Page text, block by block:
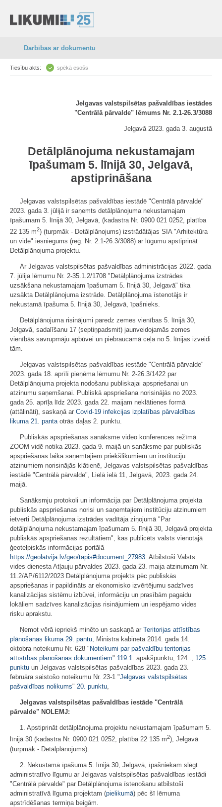
Darbības ar dokumentu
Tiesību akts: spēkā esošs
Jelgavas valstspilsētas pašvaldības iestādes
"Centrālā pārvalde" lēmums Nr. 2.1-26.3/3088
Jelgavā 2023. gada 3. augustā
Detālplānojuma nekustamajam
īpašumam 5. līnijā 30, Jelgavā,
apstiprināšana
Jelgavas valstspilsētas pašvaldības iestādē "Centrālā pārvalde"
2023. gada 3. jūlijā ir saņemts detālplānojuma nekustamajam
īpašumam 5. līnijā 30, Jelgavā, (kadastra Nr. 0900 021 0252, platība
22 135 m2) (turpmāk - Detālplānojums) izstrādātājas SIA "Arhitektūra
un vide" iesniegums (reģ. Nr. 2.1-26.3/3088) ar lūgumu apstiprināt
Detālplānojuma projektu.
Ar Jelgavas valstspilsētas pašvaldības administrācijas 2022. gada
7. jūlija lēmumu Nr. 2-35.1.2/1708 "Detālplānojuma izstrādes
uzsākšana nekustamajam īpašumam 5. līnijā 30, Jelgavā" tika
uzsākta Detālplānojuma izstrāde. Detālplānojuma īstenotājs ir
nekustamā īpašuma 5. līnijā 30, Jelgavā, īpašnieks.
Detālplānojuma risinājumi paredz zemes vienības 5. līnijā 30,
Jelgavā, sadalīšanu 17 (septiņpadsmit) jaunveidojamās zemes
vienībās savrupmāju apbūvei un piebraucamā ceļa no 5. līnijas izveidi
tām.
Jelgavas valstspilsētas pašvaldības iestāde "Centrālā pārvalde"
2023. gada 18. aprīlī pieņēma lēmumu Nr. 2-26.3/1422 par
Detālplānojuma projekta nodošanu publiskajai apspriešanai un
atzinumu saņemšanai. Publiskā apspriešana norisinājās no 2023.
gada 25. aprīļa līdz 2023. gada 22. maijam neklātienes formā
(attālināti), saskaņā ar Covid-19 infekcijas izplatības pārvaldības
likuma 21. pantaotrās daļas 2. punktu.
Publiskās apspriešanas sanāksme video konferences režīmā
ZOOM vidē notika 2023. gada 9. maijā un sanāksme par publiskās
apspriešanas laikā saņemtajiem priekšlikumiem un institūciju
atzinumiem norisinājās klātienē, Jelgavas valstspilsētas pašvaldības
iestādē "Centrālā pārvalde", Lielā ielā 11, Jelgavā, 2023. gada 24.
maijā.
Sanāksmju protokoli un informācija par Detālplānojuma projekta
publiskās apspriešanas norisi un saņemtajiem institūciju atzinumiem
ietverti Detālplānojuma izstrādes vadītāja ziņojumā "Par
detālplānojuma nekustamajam īpašumam 5. līnijā 30, Jelgavā projekta
publiskās apspriešanas rezultātiem", kas publicēts valsts vienotajā
ģeotelpiskās informācijas portālā
https://geolatvija.lv/geo/tapis#document_27983. Atbilstoši Valsts
vides dienesta Atļauju pārvaldes 2023. gada 23. maija atzinumam Nr.
11.2/AP/6112/2023 Detālplānojuma projekts pēc publiskās
apspriešanas ir papildināts ar ekonomisko izvērtējumu sadzīves
kanalizācijas sistēmu izbūvei, informāciju un prasībām pagaidu
lokāliem sadzīves kanalizācijas risinājumiem un iespējamo vides
risku aprakstu.
Ņemot vērā iepriekš minēto un saskaņā ar Teritorijas attīstības
plānošanas likuma 29. pantu, Ministra kabineta 2014. gada 14.
oktobra noteikumu Nr. 628 " Noteikumi par pašvaldību teritorijas
attīstības plānošanas dokumentiem" 119.1. apakšpunktu, 124 ., 125.
punktu un Jelgavas valstspilsētas pašvaldības 2023. gada 23.
februāra saistošo noteikumu Nr. 23-1 "Jelgavas valstspilsētas
pašvaldības nolikums" 20. punktu,
Jelgavas valstspilsētas pašvaldības iestāde "Centrālā
pārvalde" NOLEMJ:
1. Apstiprināt detālplānojuma projektu nekustamajam īpašumam 5.
līnijā 30 (kadastra Nr. 0900 021 0252, platība 22 135 m2), Jelgavā
(turpmāk - Detālplānojums).
2. Nekustamā īpašuma 5. līnijā 30, Jelgavā, īpašniekam slēgt
administratīvo līgumu ar Jelgavas valstspilsētas pašvaldības iestādi
"Centrālā pārvalde" par Detālplānojuma īstenošanu atbilstoši
administratīvā līguma projektam (pielikumā) pēc šī lēmuma
apstrīdēšanas termiņa beigām.